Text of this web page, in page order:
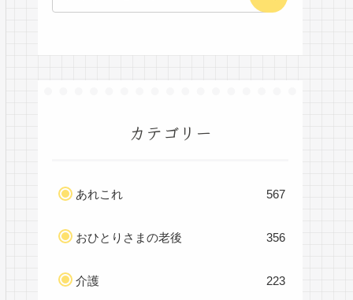
カテゴリー
あれこれ 567
おひとりさまの老後 356
介護 223